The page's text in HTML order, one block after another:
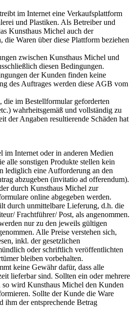
im Internet eine Verkaufsplattform
und Plastiken. Als Betreiber und
Kunsthaus Michel auch der
die Waren über diese Plattform beziehen
zwischen Kunsthaus Michel und
diesen Bedingungen.
der Kunden finden keine
des Auftrages werden diese AGB vom
im Bestellformular geforderten
wahrheitsgemäß und vollständig zu
der Angaben resultierende Schäden hat
im Internet oder in anderen Medien
alle sonstigen Produkte stellen kein
lediglich eine Aufforderung an den
abzugeben (invitatio ad offerendum).
durch Kunsthaus Michel zur
online abgegeben werden.
durch unmittelbare Lieferung, d.h. die
Frachtführer/ Post, als angenommen.
nur zu den jeweils gültigen
Alle Preise verstehen sich,
inkl. der gesetzlichen
oder schriftlich veröffentlichten
bleiben vorbehalten.
keine Gewähr dafür, dass alle
lieferbar sind. Sollten ein oder mehrere
wird Kunsthaus Michel den Kunden
Sollte der Kunde die Ware
ihm der entsprechende Betrag